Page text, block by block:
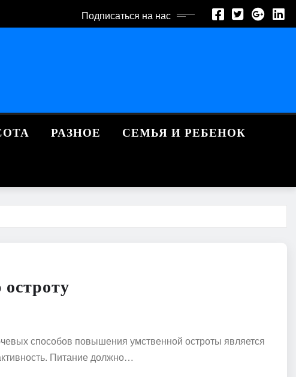
Подписаться на нас
РАЗНОЕ СЕМЬЯ И РЕБЕНОК
способов повышения умственной остроты является
Питание должно…